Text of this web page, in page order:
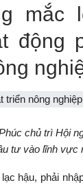
mắc
động
chủ trì Hội
tư vào lĩnh vực
hậu, phải